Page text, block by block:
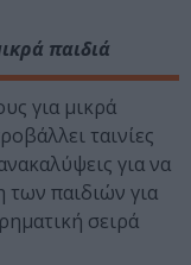
παιδιά
για μικρά
ταινίες
για να
των παιδιών για
σειρά